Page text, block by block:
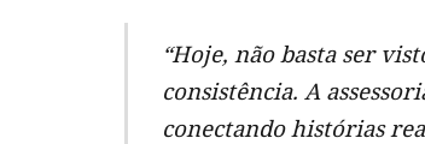
“Hoje, não basta ser
consistência. A
conectando histórias